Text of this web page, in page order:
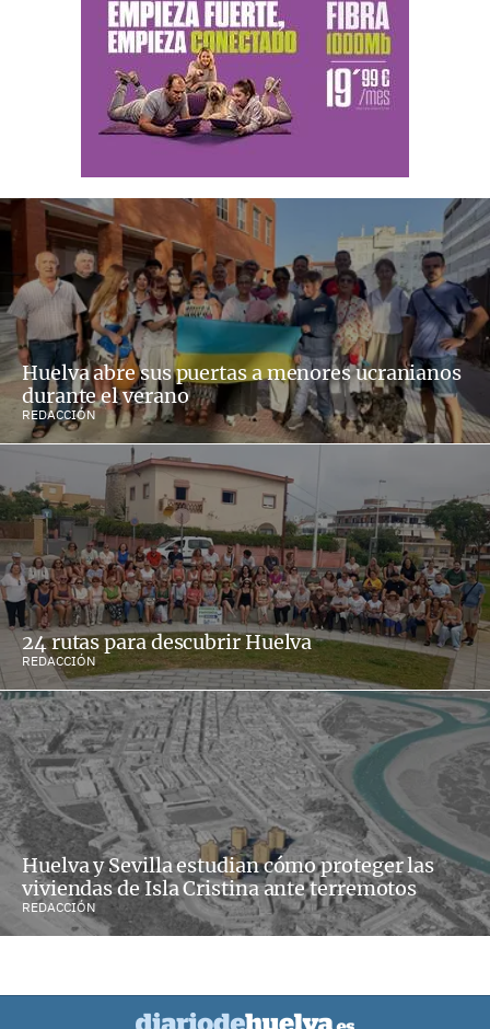
Huelva abre sus puertas a menores ucranianos
durante el verano
REDACCIÓN
24 rutas para descubrir Huelva
REDACCIÓN
Huelva y Sevilla estudian cómo proteger las
viviendas de Isla Cristina ante terremotos
REDACCIÓN